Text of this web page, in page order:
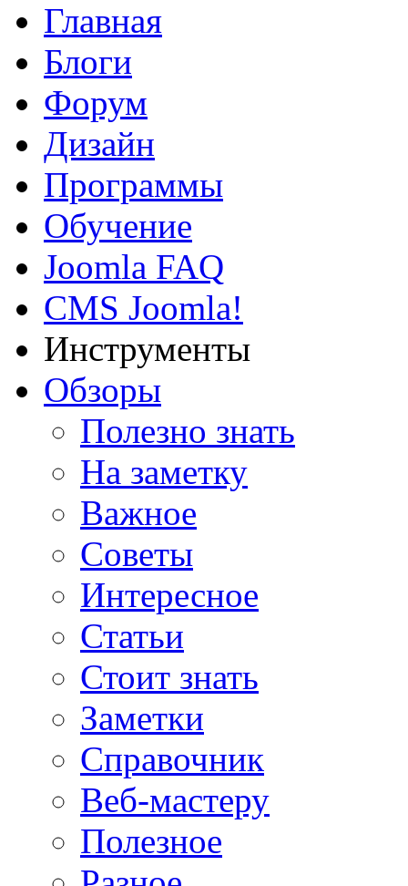
Главная
Блоги
Форум
Дизайн
Программы
Обучение
Joomla FAQ
CMS Joomla!
Инструменты
Обзоры
Полезно знать
На заметку
Важное
Советы
Интересное
Статьи
Стоит знать
Заметки
Справочник
Веб-мастеру
Полезное